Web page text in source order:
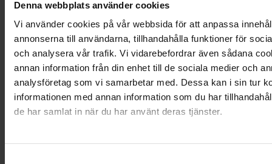
Denna webbplats använder cookies
Vi använder cookies på vår webbsida för att anpassa
annonserna till användarna, tillhandahålla funktioner för
och analysera vår trafik. Vi vidarebefordrar även sådana
annan information från din enhet till de sociala medier och
analysföretag som vi samarbetar med. Dessa kan i sin tur
informationen med annan information som du har
de har samlat in när du har använt deras tjänster.
Anne,Färjestaden
"Att få hjälp iden svåra stund
när jag förlorat min man av så